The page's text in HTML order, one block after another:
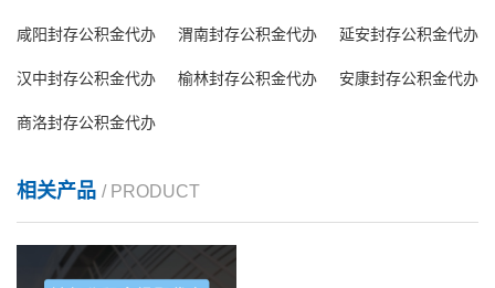
咸阳封存公积金代办 渭南封存公积金代办 延安封存公积金代办
汉中封存公积金代办 榆林封存公积金代办 安康封存公积金代办
商洛封存公积金代办
相关产品 / PRODUCT